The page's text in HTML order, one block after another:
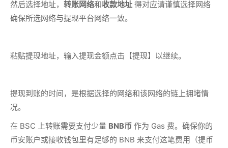
然后选择地址， 转账网络和收款地址 得对应请谨慎选择网络
确保所选网络与提现平台网络一致。
粘贴提现地址，输入提现金额点击【提现】以继续。
提现到账的时间，是根据选择的网络和该网络的链上拥堵情
况。
在 BSC 上转账需要支付少量 BNB币 作为 Gas 费。确保你的
币安账户或接收钱包里有足够的 BNB 来支付这笔费用（提币